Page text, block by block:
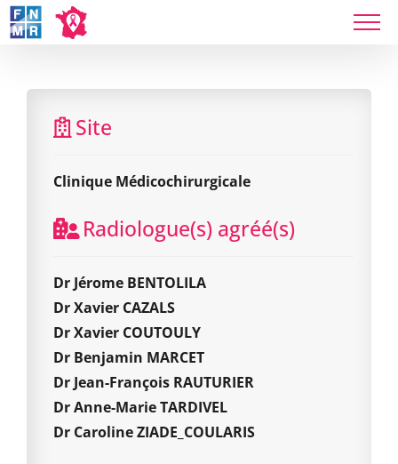
Skip
to
Site
Clinique Médicochirurgicale
Radiologue(s) agréé(s)
Dr Jérome BENTOLILA
Dr Xavier CAZALS
Dr Xavier COUTOULY
Dr Benjamin MARCET
Dr Jean-François RAUTURIER
Dr Anne-Marie TARDIVEL
Dr Caroline ZIADE_COULARIS